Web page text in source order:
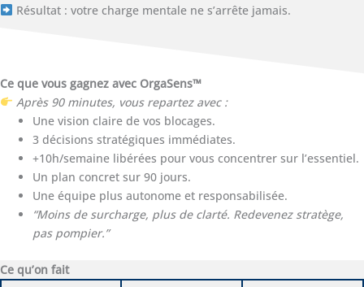
Résultat : votre charge mentale ne s’arrête jamais.
Ce que vous gagnez avec OrgaSens™
Après 90 minutes, vous repartez avec :
Une vision claire de vos blocages.
3 décisions stratégiques immédiates.
+10h/semaine libérées pour vous concentrer sur l’essentiel.
Un plan concret sur 90 jours.
Une équipe plus autonome et responsabilisée.
“Moins de surcharge, plus de clarté. Redevenez stratège,
pas pompier.”
Ce qu’on fait